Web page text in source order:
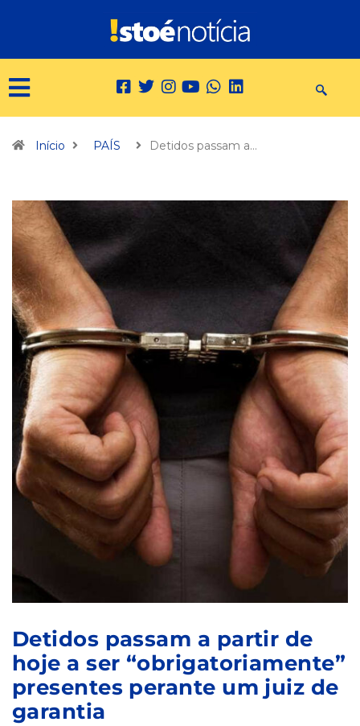
Início PAÍS Detidos passam a…
Detidos passam a partir de
hoje a ser “obrigatoriamente”
presentes perante um juiz de
garantia